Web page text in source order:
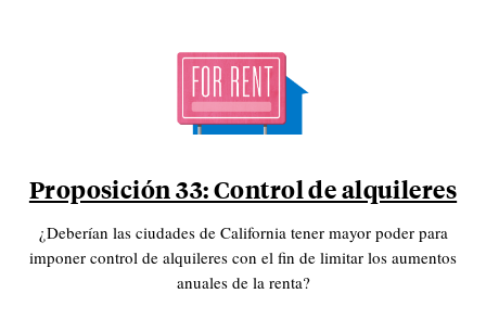
Proposición 33: Control de alquileres
¿Deberían las ciudades de California tener mayor poder para
imponer control de alquileres con el fin de limitar los aumentos
anuales de la renta?